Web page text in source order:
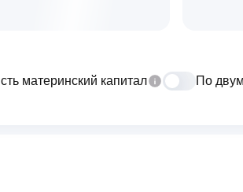
материнский капитал По